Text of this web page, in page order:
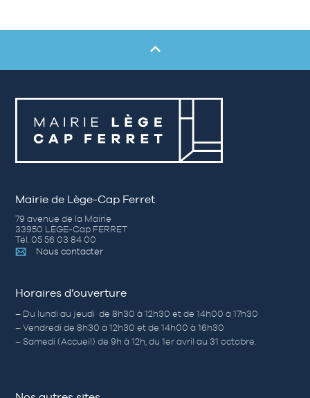
Mairie de Lège-Cap Ferret
79 avenue de la Mairie
33950 LÈGE-Cap FERRET
Tél. 05 56 03 84 00
Nous contacter
Horaires d’ouverture
– Du lundi au jeudi de 8h30 à 12h30 et de 14h00 à 17h30
– Vendredi de 8h30 à 12h30 et de 14h00 à 16h30
– Samedi (Accueil) de 9h à 12h, du 1er avril au 31 octobre.